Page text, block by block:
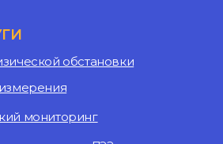
обстановки
мониторинг